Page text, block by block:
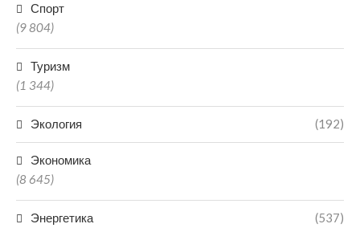
Спорт
(9 804)
Туризм
(1 344)
Экология (192)
Экономика
(8 645)
Энергетика (537)